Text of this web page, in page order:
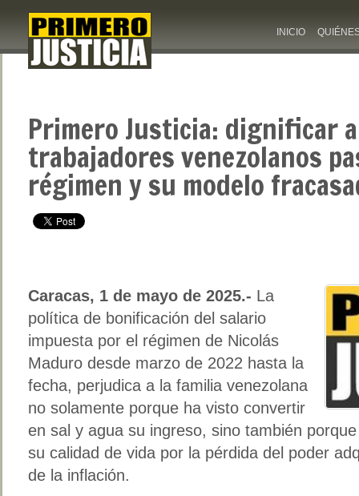
INICIO
Primero Justicia: dignificar
trabajadores venezolanos
régimen y su modelo
Caracas, 1 de mayo de 2025.- La
política de bonificación del salario
impuesta por el régimen de Nicolás
Maduro desde marzo de 2022 hasta la
fecha, perjudica a la familia venezolana
no solamente porque ha visto convertir
en sal y agua su ingreso, sino también
su calidad de vida por la pérdida del poder
de la inflación.